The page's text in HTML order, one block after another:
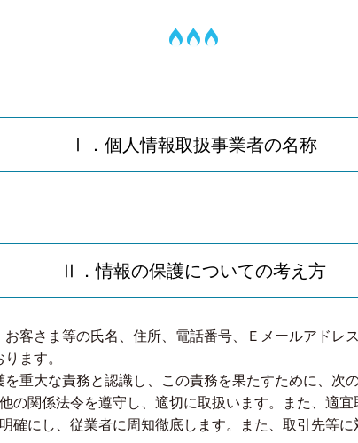
Ⅰ．個人情報取扱事業者の名称
Ⅱ．情報の保護についての考え方
客さま等の氏名、住所、電話番号、Ｅメールアドレ
ます。
重大な責務と認識し、この責務を果たすために、次
の関係法令を遵守し、適切に取扱います。また、適宜
確にし、従業者に周知徹底します。また、取引先等